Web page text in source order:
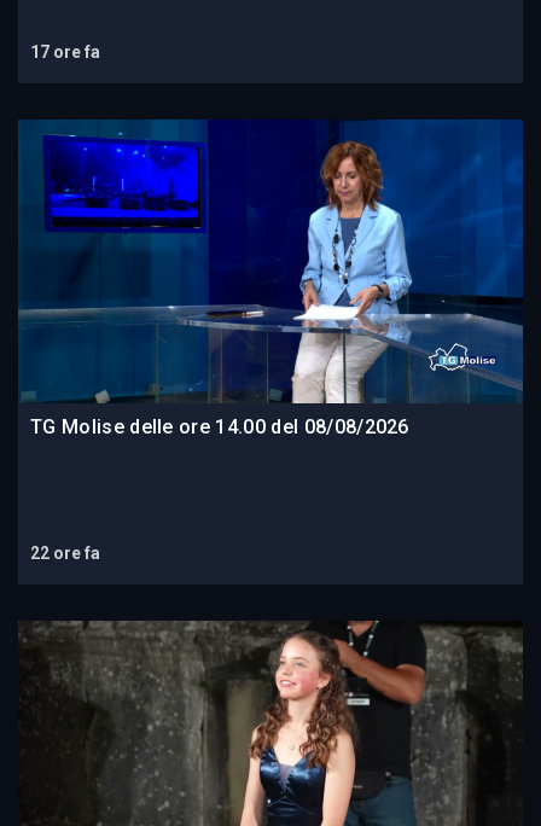
17 ore fa
TG Molise delle ore 14.00 del 08/08/2026
22 ore fa